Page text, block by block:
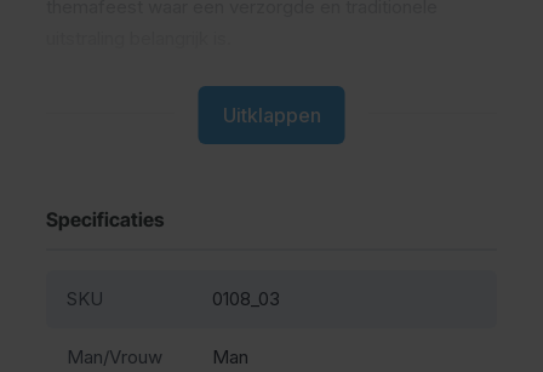
Wat is een lederhose
wordt gedragen tijdens het Oktoberfest en andere
Uitklappen
Specificaties
SKU 0108_03
Man/Vrouw Man